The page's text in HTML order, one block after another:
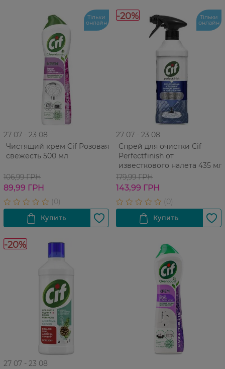
Тільки
онлайн
27 07 - 23 08
Чистящий крем Cif Розовая
свежесть 500 мл
106,99 ГРН
89,99 ГРН
-20% Тільки
онлайн
27 07 - 23 08
Спрей для очистки Cif
Perfectfinish от
известкового налета 435 мл
179,99 ГРН
143,99 ГРН
-20%
27 07 - 23 08